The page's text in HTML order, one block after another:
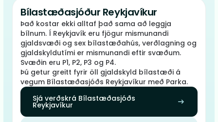
Bílastæðasjóður Reykjavíkur
Það kostar ekki alltaf það sama að leggja
bílnum. Í Reykjavík eru fjögur mismunandi
gjaldsvæði og sex bílastæðahús, verðlagning og
gjaldskyldutími er mismunandi eftir svæðum.
Svæðin eru P1, P2, P3 og P4.
Þú getur greitt fyrir öll gjaldskyld bílastæði á
vegum Bílastæðasjóðs Reykjavíkur með Parka.
Sjá verðskrá Bílastæðasjóðs
Reykjavíkur